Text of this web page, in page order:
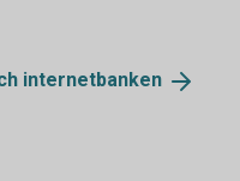
internetbanken